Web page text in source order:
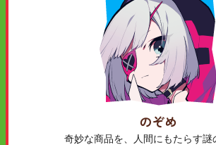
のぞめ
奇妙な商品を、人間にもたらす謎